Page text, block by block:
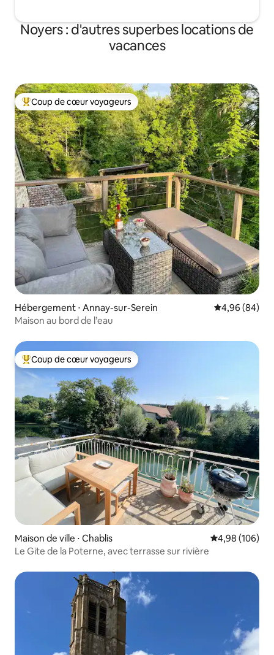
Noyers : d'autres superbes locations de
vacances
Coups de cœur voyageurs les plus appréciés
Coup de cœur voyageurs
Hébergement ⋅ Annay-sur-Serein Évaluation
4,96 (84)
Maison au bord de l’eau
Coups de cœur voyageurs les plus appréciés
Coup de cœur voyageurs
Maison de ville ⋅ Chablis Évaluation
4,98 (106)
Le Gite de la Poterne, avec terrasse sur rivière